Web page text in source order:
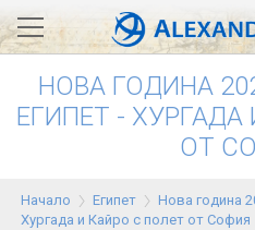
Вход за агенти
АЛЕКСАНДРИЯ хотели
Тунис
НОВА ГОДИНА
ЕГИПЕТ -
ОТ
Начало Египет
Нова година
Хургада и Кайро с полет от София